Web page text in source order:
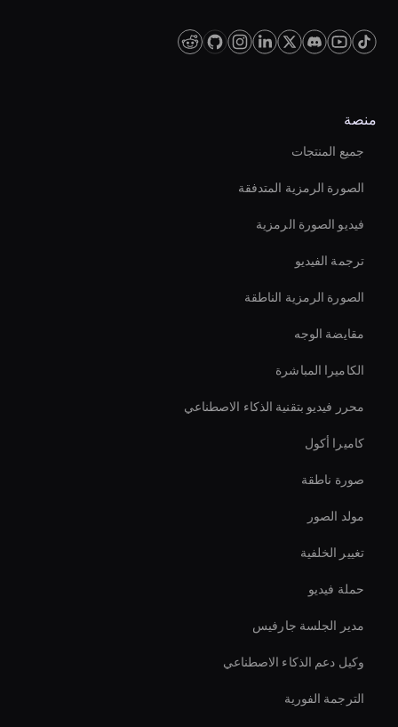
منصة
جميع المنتجات
الصورة الرمزية المتدفقة
فيديو الصورة الرمزية
ترجمة الفيديو
الصورة الرمزية الناطقة
مقايضة الوجه
الكاميرا المباشرة
محرر فيديو بتقنية الذكاء الاصطناعي
كاميرا أكول
صورة ناطقة
مولد الصور
تغيير الخلفية
حملة فيديو
مدير الجلسة جارفيس
وكيل دعم الذكاء الاصطناعي
الترجمة الفورية